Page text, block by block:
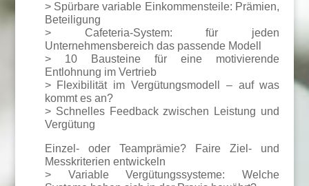
> Spürbare variable Einkommensteile: Prämien,
Beteiligung
> Cafeteria-System: für jeden
Unternehmensbereich das passende Modell
> 10 Bausteine für eine motivierende
Entlohnung im Vertrieb
> Flexibilität im Vergütungsmodell – auf was
kommt es an?
> Schnelles Feedback zwischen Leistung und
Vergütung
Einzel- oder Teamprämie? Faire Ziel- und
Messkriterien entwickeln
> Variable Vergütungssysteme: Welche